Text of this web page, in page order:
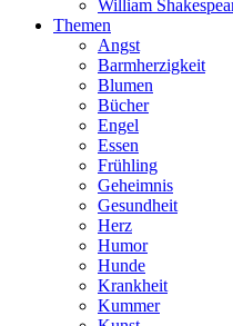
William
Themen
Angst
Barmherzigkeit
Blumen
Bücher
Engel
Essen
Frühling
Geheimnis
Gesundheit
Herz
Humor
Hunde
Krankheit
Kummer